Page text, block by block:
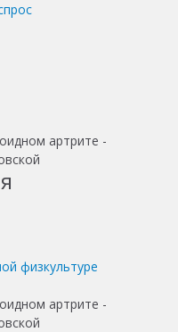
физкультуре